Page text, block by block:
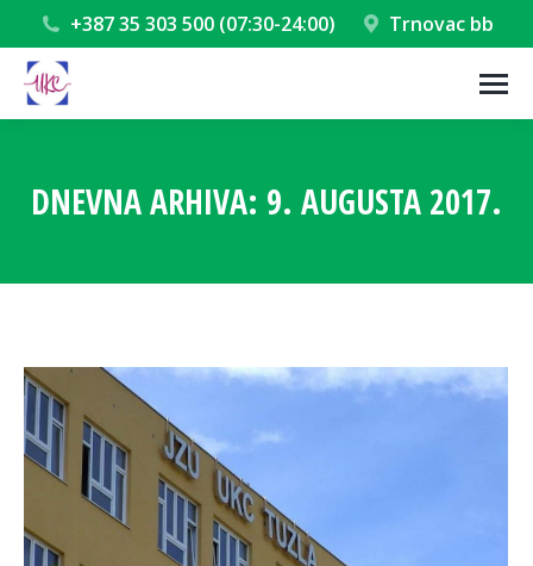
+387 35 303 500 (07:30-24:00) Trnovac bb
DNEVNA ARHIVA: 9. AUGUSTA 2017.